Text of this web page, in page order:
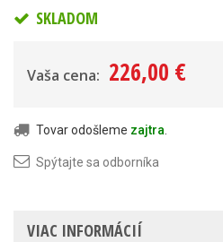
SKLADOM
Vaša cena: 226,00 €
Tovar odošleme zajtra
Spýtajte sa odborníka
VIAC INFORMÁCIÍ